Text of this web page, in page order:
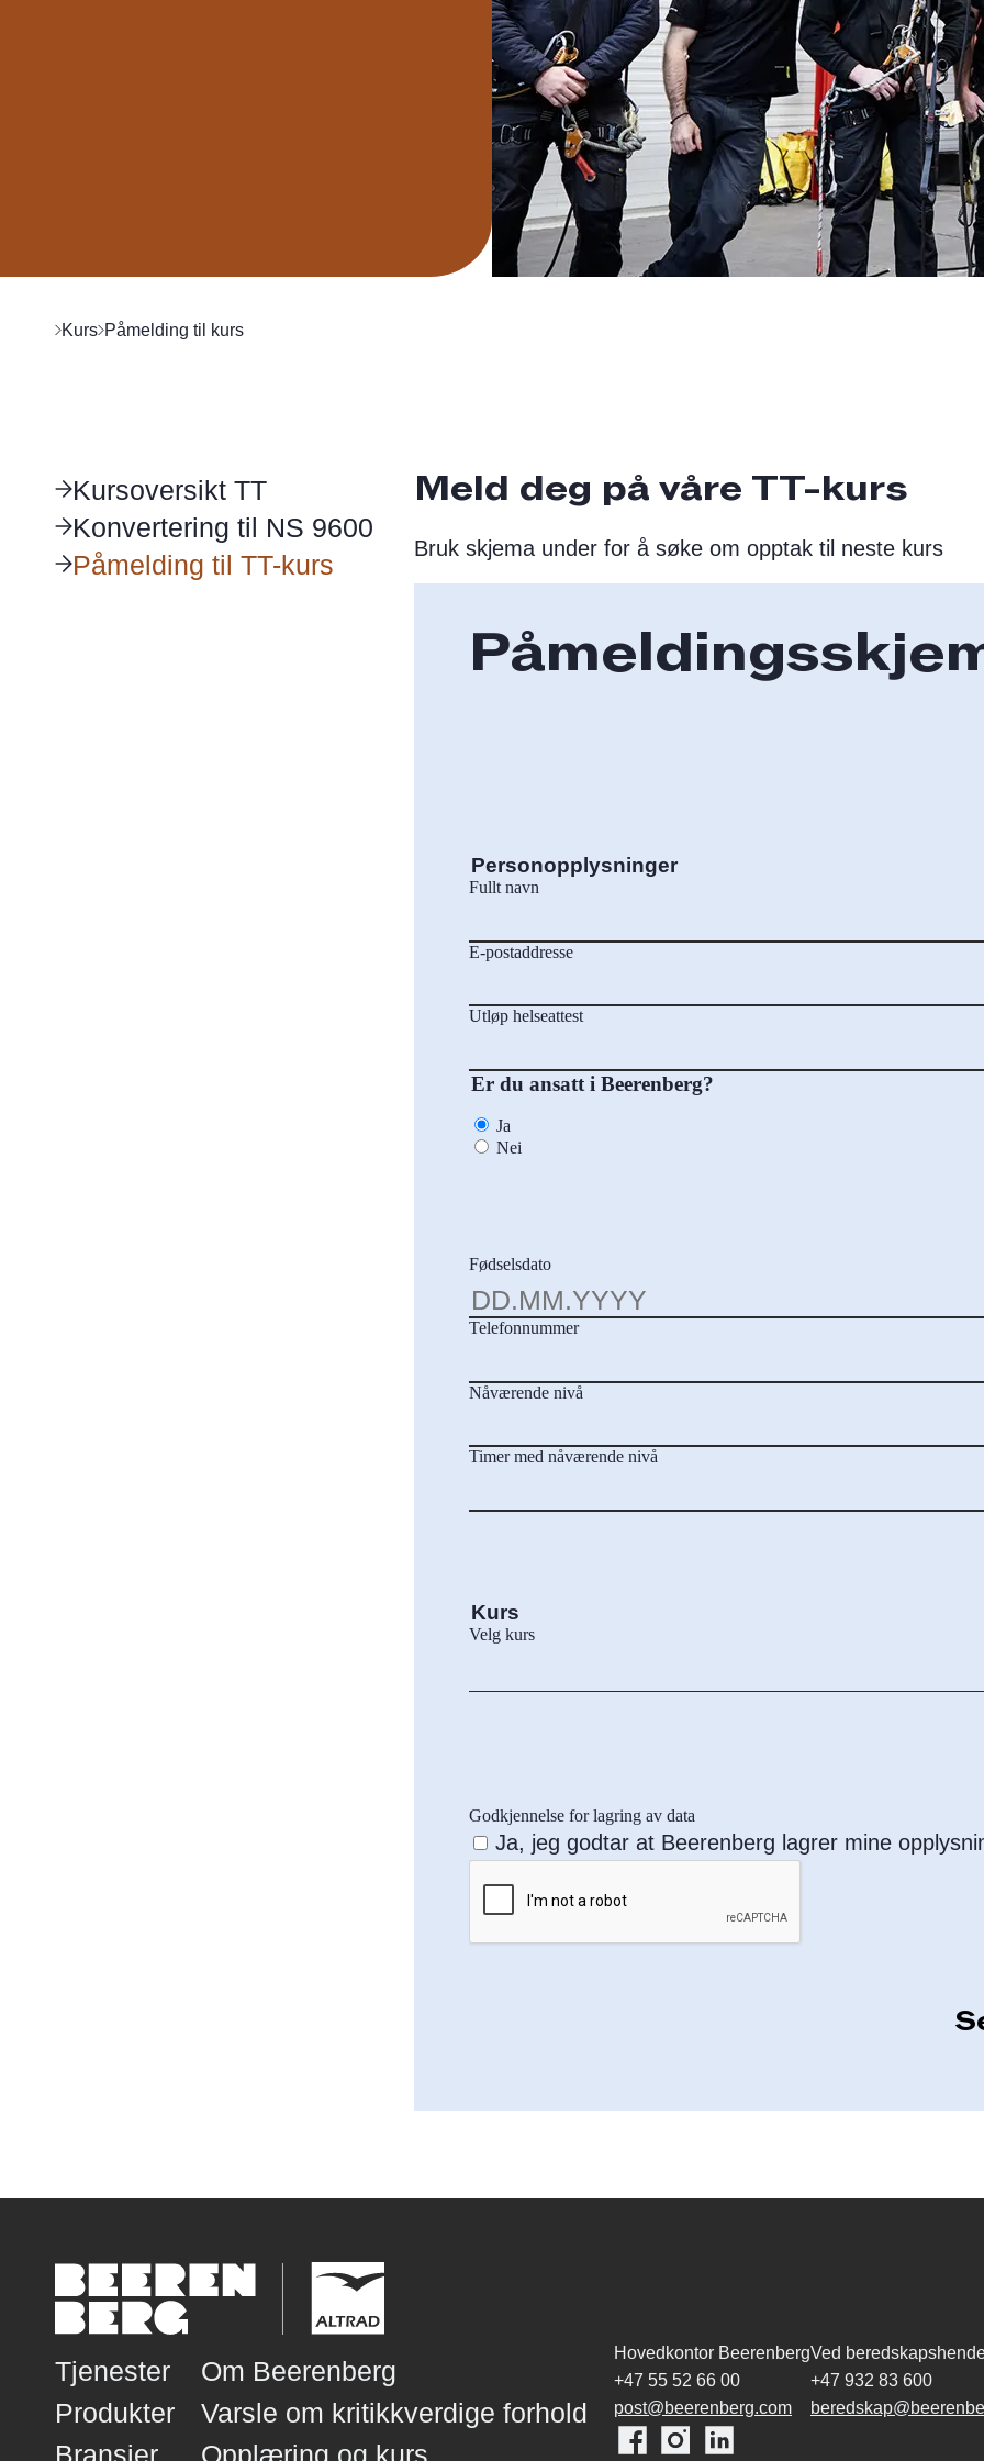
Kurs Påmelding til kurs
Kursoversikt TT
Konvertering til NS 9600
Påmelding til TT-kurs
Meld deg på våre TT-kurs
Bruk skjema under for å søke om opptak til neste kurs
Personopplysninger
Fullt navn
E-postaddresse
Utløp helseattest
Er du ansatt i Beerenberg?
Ja
Nei
Fødselsdato
Telefonnummer
Nåværende nivå
Timer med nåværende nivå
Kurs
Velg kurs
Godkjennelse for lagring av data
Ja, jeg godtar at Beerenberg lagrer mine
Tjenester
Produkter
Bransjer
Om Beerenberg
Varsle om kritikkverdige forhold
Opplæring og kurs
Hovedkontor Beerenberg
+47 55 52 66 00
post@beerenberg.com
Ved
+47 932 83 600